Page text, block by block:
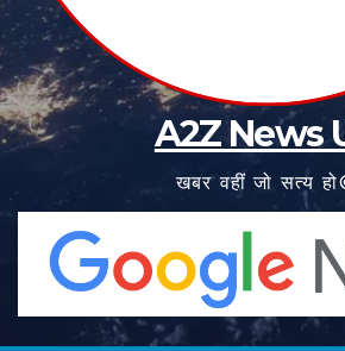
A2Z News
खबर वहीं जो सत्य